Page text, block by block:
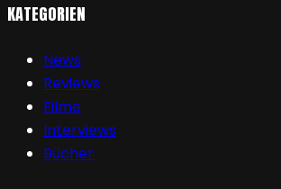
KATEGORIEN
News
Reviews
Filme
Interviews
Bücher